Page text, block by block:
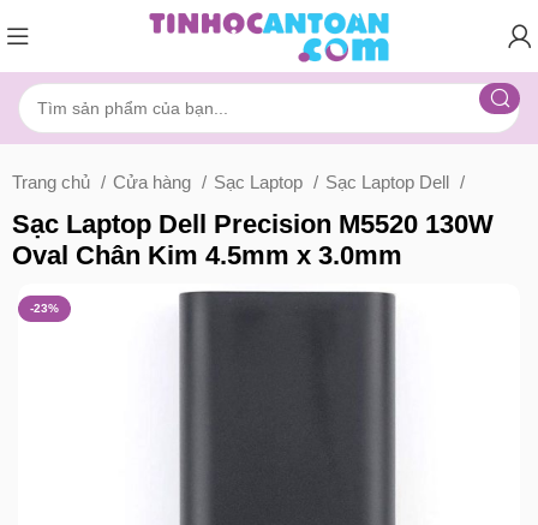
Trang chủ Cửa hàng Sạc Laptop Sạc Laptop Dell
Sạc Laptop Dell Precision M5520 130W
Oval Chân Kim 4.5mm x 3.0mm
-23%